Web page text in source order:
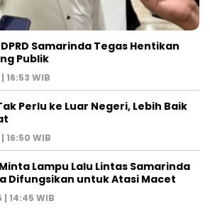
Samarinda Tegas Hentikan
Publik
16:53 WIB
Perlu ke Luar Negeri, Lebih Baik
16:50 WIB
Lampu Lalu Lintas Samarinda
Difungsikan untuk Atasi Macet
14:45 WIB